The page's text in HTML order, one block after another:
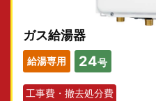
ガス給湯器
給湯専用 24号
工事費・撤去処分費